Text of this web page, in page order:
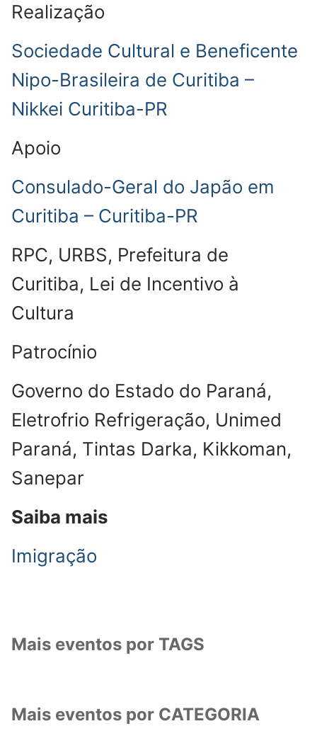
Realização
Sociedade Cultural e Beneficente
Nipo-Brasileira de Curitiba –
Nikkei Curitiba-PR
Apoio
Consulado-Geral do Japão em
Curitiba – Curitiba-PR
RPC, URBS, Prefeitura de
Curitiba, Lei de Incentivo à
Cultura
Patrocínio
Governo do Estado do Paraná,
Eletrofrio Refrigeração, Unimed
Paraná, Tintas Darka, Kikkoman,
Sanepar
Saiba mais
Imigração
Mais eventos por TAGS
Mais eventos por CATEGORIA